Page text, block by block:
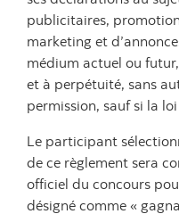
publicitaires,
marketing et
médium actuel ou
et à perpétuité, sans
permission, sauf si la
Le participant
de ce règlement sera
officiel du concours
désigné comme «